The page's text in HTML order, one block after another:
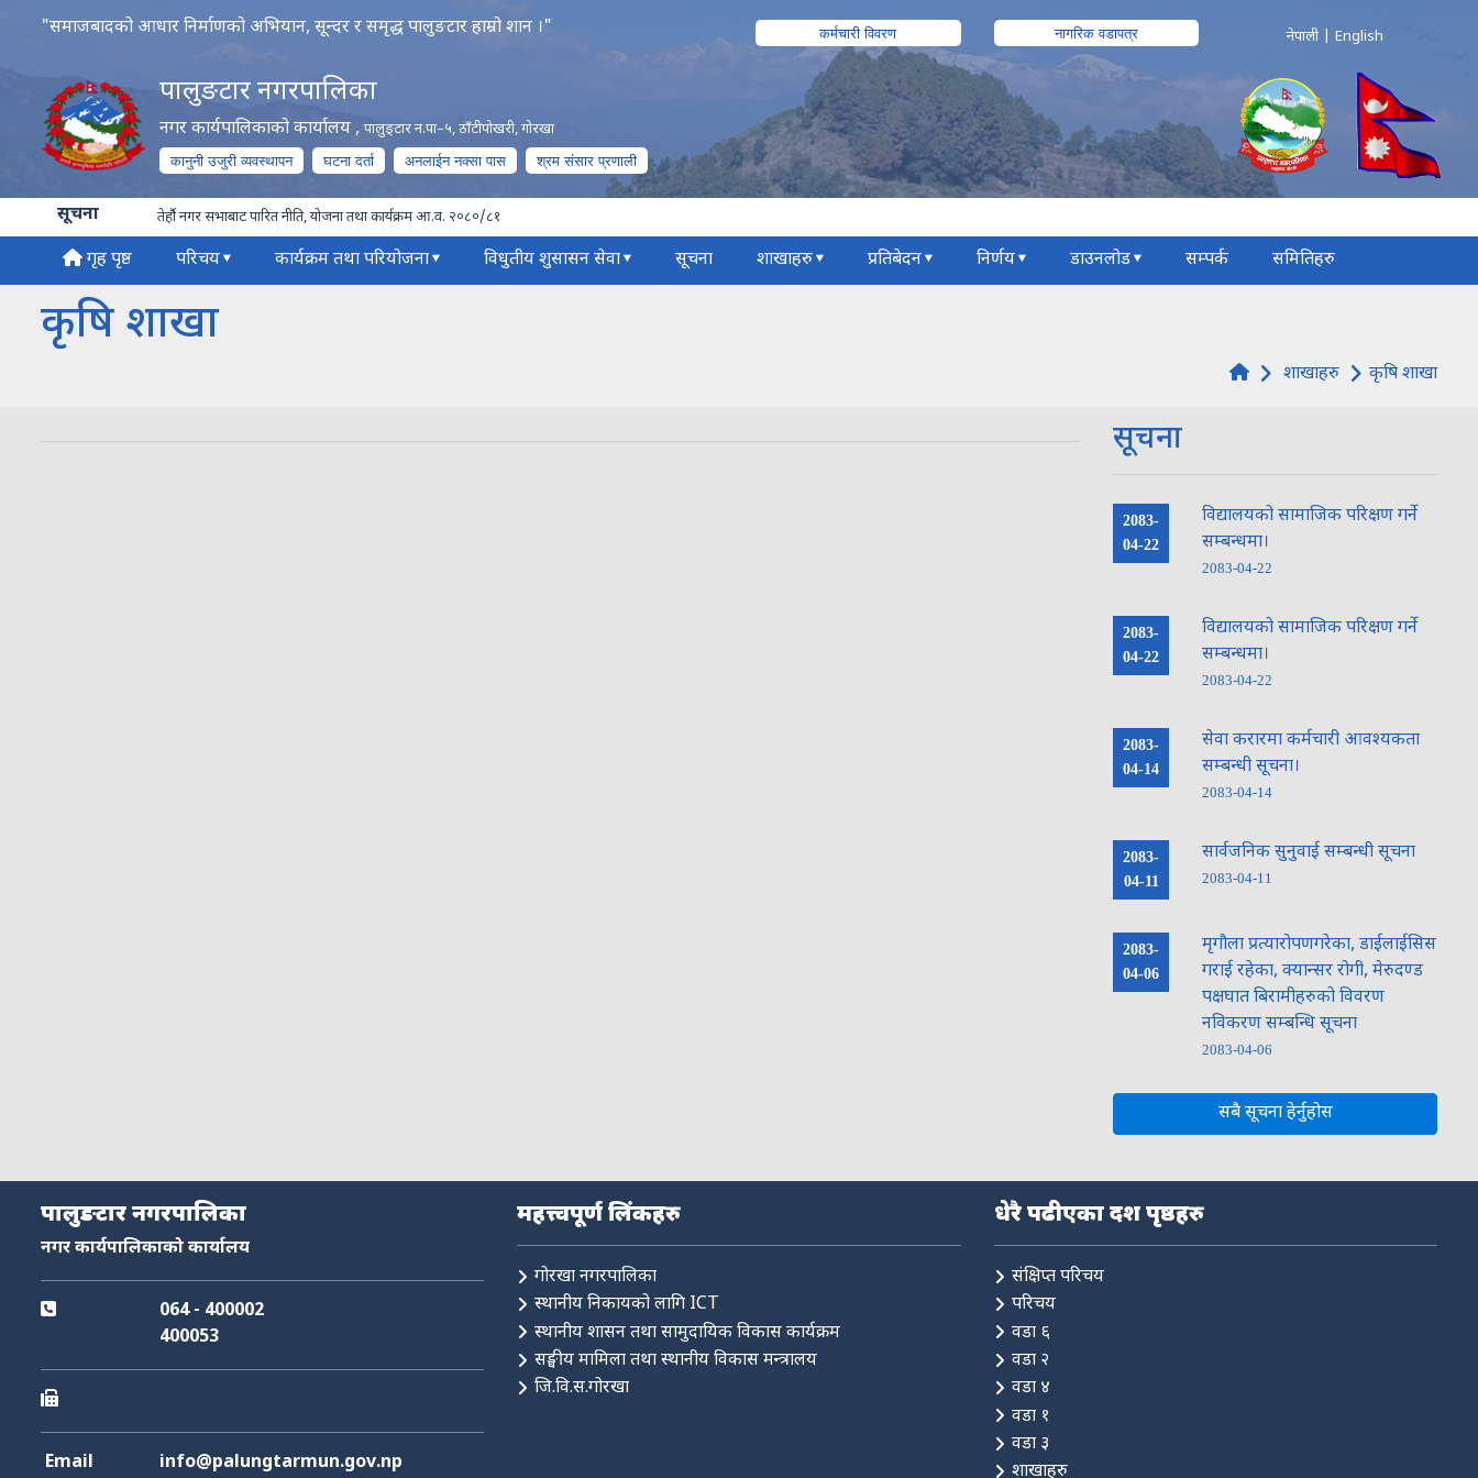
"समाजबादको आधार निर्माणको अभियान, सून्दर र समृद्ध पालुङटार हाम्रो शान ।" कर्मचारी विवरण नागरिक वडापत्र नेपाली English
पालुङटार नगरपालिका
नगर कार्यपालिकाको कार्यालय ,पालुङ्टार न.पा–५, ठाँटीपोखरी, गोरखा
कानुनी उजुरी व्यवस्थापन घटना दर्ता अनलाईन नक्सा पास श्रम संसार प्रणाली
सूचना तेर्हौ नगर सभाबाट पारित नीति, योजना तथा कार्यक्रम आ.व. २०८०/८१
गृह पृष्ठ परिचय कार्यक्रम तथा परियोजना विधुतीय शुसासन सेवा सूचना शाखाहरु प्रतिबेदन निर्णय डाउनलोड सम्पर्क समितिहरु
कृषि शाखा
शाखाहरु कृषि शाखा
सूचना
2083-
04-22
विद्यालयको सामाजिक परिक्षण गर्ने
सम्बन्धमा।
2083-04-22
2083-
04-22
विद्यालयको सामाजिक परिक्षण गर्ने
सम्बन्धमा।
2083-04-22
2083-
04-14
सेवा करारमा कर्मचारी आवश्यकता
सम्बन्धी सूचना।
2083-04-14
2083-
04-11
सार्वजनिक सुनुवाई सम्बन्धी सूचना
2083-04-11
2083-
04-06
मृगौला प्रत्यारोपणगरेका, डाईलाईसिस
गराई रहेका, क्यान्सर रोगी, मेरुदण्ड
पक्षघात बिरामीहरुको विवरण
नविकरण सम्बन्धि सूचना
2083-04-06
सबै सूचना हेर्नुहोस
पालुङटार नगरपालिका
नगर कार्यपालिकाको कार्यालय
064 - 400002
400053
Email
info@palungtarmun.gov.np
महत्त्वपूर्ण लिंकहरु
गोरखा नगरपालिका
स्थानीय निकायको लागि ICT
स्थानीय शासन तथा सामुदायिक विकास कार्यक्रम
सङ्घीय मामिला तथा स्थानीय विकास मन्त्रालय
जि.वि.स.गोरखा
धेरै पढीएका दश पृष्ठहरु
संक्षिप्त परिचय
परिचय
वडा ६
वडा २
वडा ४
वडा १
वडा ३
शाखाहरु